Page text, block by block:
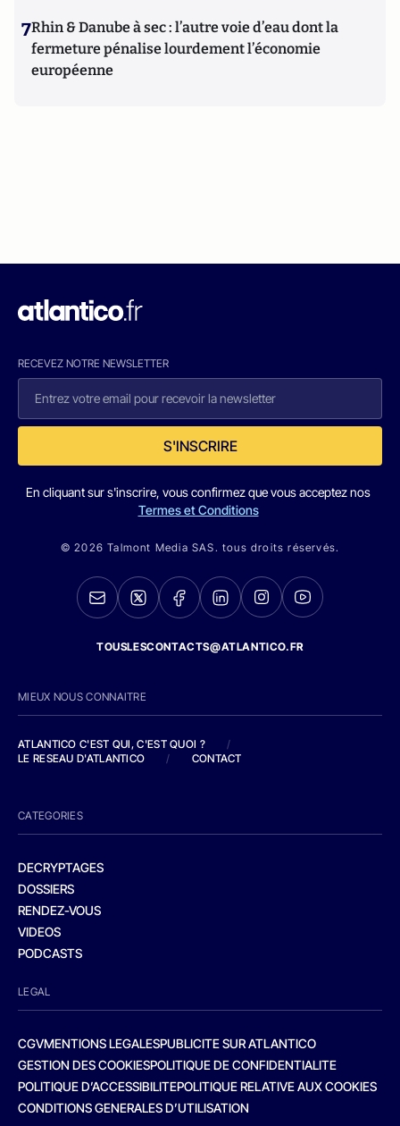
7Rhin & Danube à sec : l’autre voie d’eau dont la
fermeture pénalise lourdement l’économie
européenne
RECEVEZ NOTRE NEWSLETTER
S'INSCRIRE
En cliquant sur s'inscrire, vous confirmez que vous acceptez nos
Termes et Conditions
© 2026 Talmont Media SAS. tous droits réservés.
TOUSLESCONTACTS@ATLANTICO.FR
MIEUX NOUS CONNAITRE
ATLANTICO C'EST QUI, C'EST QUOI ?
/
LE RESEAU D'ATLANTICO
/ CONTACT
CATEGORIES
DECRYPTAGES
DOSSIERS
RENDEZ-VOUS
VIDEOS
PODCASTS
LEGAL
CGVMENTIONS LEGALESPUBLICITE SUR ATLANTICO
GESTION DES COOKIESPOLITIQUE DE CONFIDENTIALITE
POLITIQUE D’ACCESSIBILITEPOLITIQUE RELATIVE AUX COOKIES
CONDITIONS GENERALES D’UTILISATION